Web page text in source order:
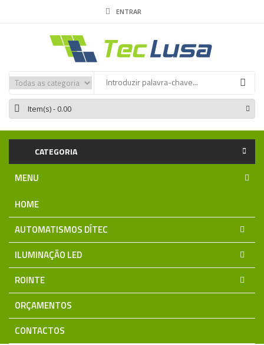
ENTRAR
Item(s)- 0.00
CATEGORIA
MENU
HOME
AUTOMATISMOS DÍTEC
ILUMINAÇÃO LED
ROINTE
ORÇAMENTOS
CONTACTOS